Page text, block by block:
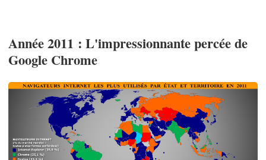
Année 2011 : L'impressionnante percée de
Google Chrome